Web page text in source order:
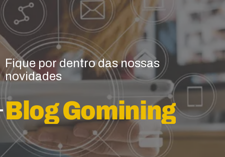
Fique por dentro das nossas
novidades
Blog Gomining